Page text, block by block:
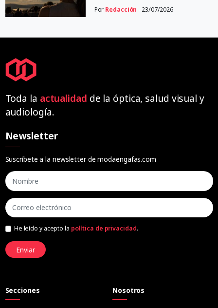
Por Redacción - 23/07/2026
Toda la actualidad de la óptica, salud visual y
audiología.
Newsletter
Suscríbete a la newsletter de modaengafas.com
He leído y acepto la política de privacidad.
Enviar
Secciones Nosotros